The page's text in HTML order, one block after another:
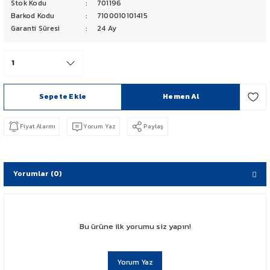
PCX 125-150
CBR 250
CRF 250 RALLY
NX 500
Stok Kodu
701196
Barkod Kodu
7100010101415
Garanti Süresi
24 Ay
Sepete Ekle Hemen Al
Fiyat Alarmı Yorum Yaz Paylaş
Yorumlar (0)
Bu ürüne ilk yorumu siz yapın!
Yorum Yaz